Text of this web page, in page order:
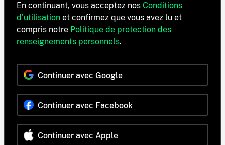
En continuant, vous acceptez nos Conditions
d'utilisation et confirmez que vous avez lu et
compris notre Politique de protection des
renseignements personnels.
Continuer avec Google
Continuer avec Facebook
Continuer avec Apple